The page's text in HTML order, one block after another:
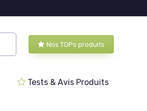
Nos TOPs produits
Tests & Avis Produits